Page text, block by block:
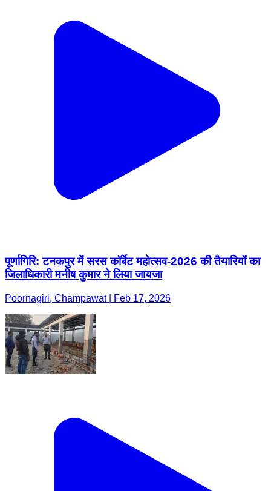
पूर्णागिरि: टनकपुर में सरस कॉर्बेट महोत्सव-2026 की तैयारियों का
जिलाधिकारी मनीष कुमार ने लिया जायजा
Poornagiri, Champawat | Feb 17, 2026